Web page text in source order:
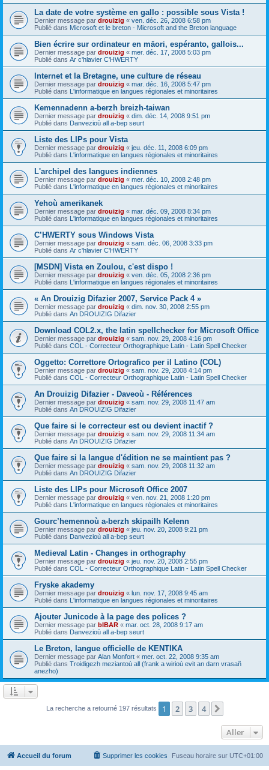
La date de votre système en gallo : possible sous Vista !
Dernier message par drouizig « ven. déc. 26, 2008 6:58 pm
Publié dans Microsoft et le breton - Microsoft and the Breton language
Bien écrire sur ordinateur en māori, espéranto, gallois...
Dernier message par drouizig « mer. déc. 17, 2008 5:03 pm
Publié dans Ar c'hlavier C'HWERTY
Internet et la Bretagne, une culture de réseau
Dernier message par drouizig « mar. déc. 16, 2008 5:47 pm
Publié dans L'informatique en langues régionales et minoritaires
Kemennadenn a-berzh breizh-taiwan
Dernier message par drouizig « dim. déc. 14, 2008 9:51 pm
Publié dans Danvezioù all a-bep seurt
Liste des LIPs pour Vista
Dernier message par drouizig « jeu. déc. 11, 2008 6:09 pm
Publié dans L'informatique en langues régionales et minoritaires
L'archipel des langues indiennes
Dernier message par drouizig « mer. déc. 10, 2008 2:48 pm
Publié dans L'informatique en langues régionales et minoritaires
Yehoù amerikanek
Dernier message par drouizig « mar. déc. 09, 2008 8:34 pm
Publié dans L'informatique en langues régionales et minoritaires
C’HWERTY sous Windows Vista
Dernier message par drouizig « sam. déc. 06, 2008 3:33 pm
Publié dans Ar c'hlavier C'HWERTY
[MSDN] Vista en Zoulou, c'est dispo !
Dernier message par drouizig « ven. déc. 05, 2008 2:36 pm
Publié dans L'informatique en langues régionales et minoritaires
« An Drouizig Difazier 2007, Service Pack 4 »
Dernier message par drouizig « dim. nov. 30, 2008 2:55 pm
Publié dans An DROUIZIG Difazier
Download COL2.x, the latin spellchecker for Microsoft Office
Dernier message par drouizig « sam. nov. 29, 2008 4:16 pm
Publié dans COL - Correcteur Orthographique Latin - Latin Spell Checker
Oggetto: Correttore Ortografico per il Latino (COL)
Dernier message par drouizig « sam. nov. 29, 2008 4:14 pm
Publié dans COL - Correcteur Orthographique Latin - Latin Spell Checker
An Drouizig Difazier - Daveoù - Références
Dernier message par drouizig « sam. nov. 29, 2008 11:47 am
Publié dans An DROUIZIG Difazier
Que faire si le correcteur est ou devient inactif ?
Dernier message par drouizig « sam. nov. 29, 2008 11:34 am
Publié dans An DROUIZIG Difazier
Que faire si la langue d'édition ne se maintient pas ?
Dernier message par drouizig « sam. nov. 29, 2008 11:32 am
Publié dans An DROUIZIG Difazier
Liste des LIPs pour Microsoft Office 2007
Dernier message par drouizig « ven. nov. 21, 2008 1:20 pm
Publié dans L'informatique en langues régionales et minoritaires
Gourc’hemennoù a-berzh skipailh Kelenn
Dernier message par drouizig « jeu. nov. 20, 2008 9:21 pm
Publié dans Danvezioù all a-bep seurt
Medieval Latin - Changes in orthography
Dernier message par drouizig « jeu. nov. 20, 2008 2:55 pm
Publié dans COL - Correcteur Orthographique Latin - Latin Spell Checker
Fryske akademy
Dernier message par drouizig « lun. nov. 17, 2008 9:45 am
Publié dans L'informatique en langues régionales et minoritaires
Ajouter Junicode à la page des polices ?
Dernier message par bIBAR « mar. oct. 28, 2008 9:17 am
Publié dans Danvezioù all a-bep seurt
Le Breton, langue officielle de KENTIKA
Dernier message par Alan Monfort « mer. oct. 22, 2008 9:35 am
Publié dans Troidigezh meziantoù all (frank a wirioù evit an darn vrasañ
anezho)
La recherche a retourné 197 résultats 1 2 3 4
Aller
Accueil du forum Fuseau horaire sur UTC+01:00
Supprimer les cookies